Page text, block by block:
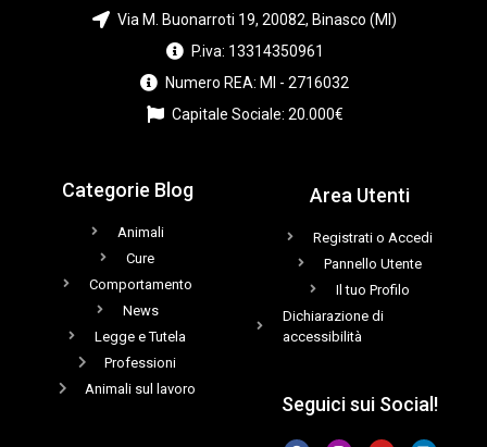
Via M. Buonarroti 19, 20082, Binasco (MI)
P.iva: 13314350961
Numero REA: MI - 2716032
Capitale Sociale: 20.000€
Categorie Blog
Animali
Cure
Comportamento
News
Legge e Tutela
Professioni
Animali sul lavoro
Area Utenti
Registrati o Accedi
Pannello Utente
Il tuo Profilo
Dichiarazione di
accessibilità
Seguici sui Social!